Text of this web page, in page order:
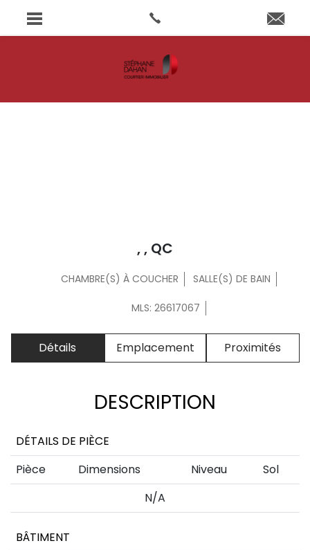
, , QC
CHAMBRE(S) À COUCHER SALLE(S) DE BAIN
MLS: 26617067
Détails Emplacement Proximités
DESCRIPTION
DÉTAILS DE PIÈCE
Pièce
Dimensions Niveau
Sol
N/A
BÂTIMENT